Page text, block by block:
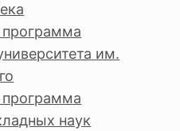
программа
им.
программа
наук